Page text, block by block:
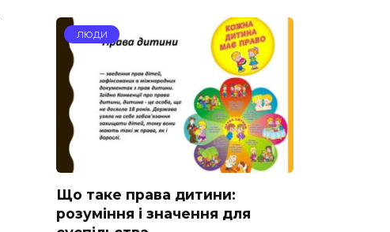
ЛЮДИ
Що таке права дитини:
розуміння і значення для